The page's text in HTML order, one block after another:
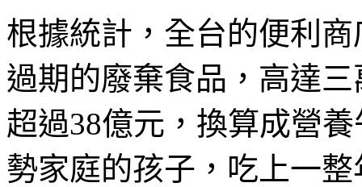
根據統計，全台的便利
過期的廢棄食品，高達
超過38億元，換算成營
勢家庭的孩子，吃上一